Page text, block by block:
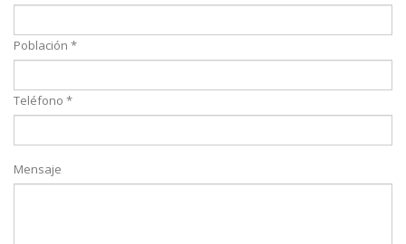
Población *
Teléfono *
Mensaje